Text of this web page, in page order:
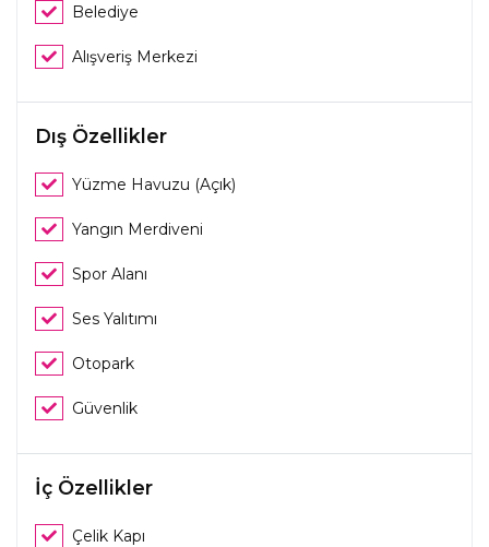
Belediye
Alışveriş Merkezi
Dış Özellikler
Yüzme Havuzu (Açık)
Yangın Merdiveni
Spor Alanı
Ses Yalıtımı
Otopark
Güvenlik
İç Özellikler
Çelik Kapı